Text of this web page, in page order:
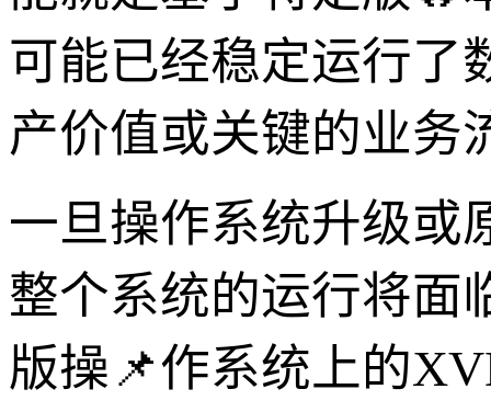
可能已经稳定运行了
产价值或关键的业务
一旦操作系统升级或
整个系统的运行将面
版操📌作系统上的